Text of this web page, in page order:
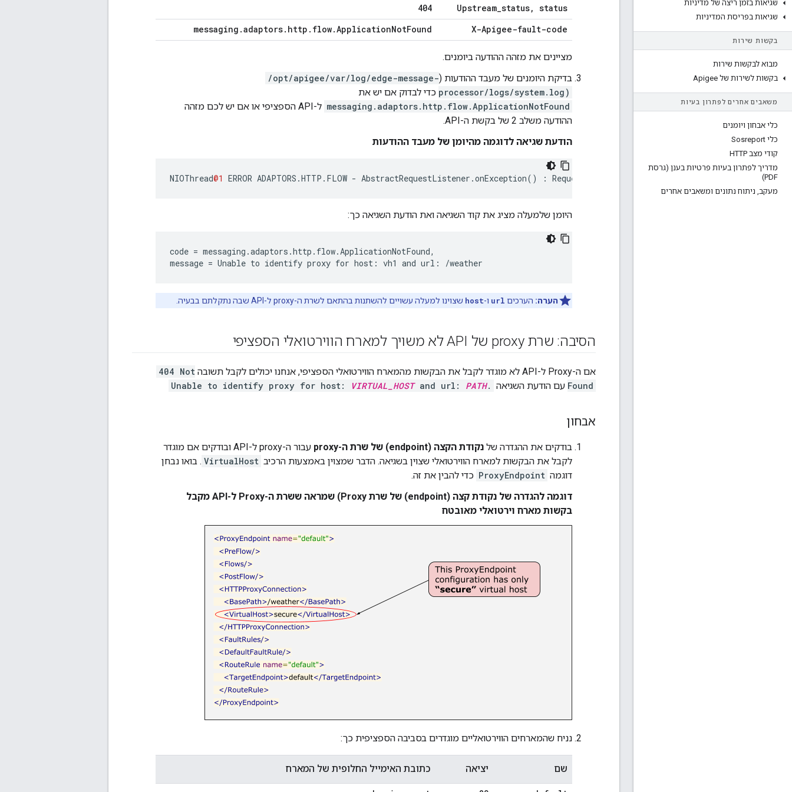
שגיאות בזמן ריצה של מדיניות
שגיאות בפריסת המדיניות
בקשות שירות
מבוא לבקשות שירות
בקשות לשירות של Apigee
משאבים אחרים לפתרון בעיות
כלי אבחון ויומנים
כלי Sosreport
קודי מצב HTTP
מדריך לפתרון בעיות פרטיות בענן (גרסת
PDF)
מעקב, ניתוח נתונים ומשאבים אחרים
Upstream_status, status
404
X-Apigee-fault-code
messaging .adaptors. http . flow.ApplicationNotFound
מציינים את מזהה ההודעה ביומנים.
בדיקת היומנים של מעבד ההודעות (/opt/apigee/var/log/edge-message-
processor/logs/system.log) כדי לבדוק אם יש את
messaging.adaptors.http.flow.ApplicationNotFound
ל-API הספציפי או אם יש לכם מזהה
ההודעה משלב 2 של בקשת ה-API.
הודעת שגיאה לדוגמה מהיומן של מעבד ההודעות
NIOThread@1 ERROR ADAPTORS .HTTP . FLOW - AbstractRequestListener .onException() : Request ,
היומן שלמעלה מציג את קוד השגיאה ואת הודעת השגיאה כך:
code = messaging.adaptors.http.flow.ApplicationNotFound,
message = Unable to identify proxy for host: vh1 and url: /weather
הערה: הערכים url ו-host שצוינו למעלה עשויים להשתנות בהתאם לשרת ה-proxy ל-API שבה נתקלתם בבעיה.
הסיבה: שרת proxy של API לא משויך למארח הווירטואלי הספציפי
אם ה-Proxy ל-API לא מוגדר לקבל את הבקשות מהמארח הווירטואלי הספציפי, אנחנו יכולים לקבל תשובה
404 Not
Found עם הודעת השגיאה Unable to identify proxy for host: VIRTUAL_HOSTand url: PATH.
אבחון
בודקים את ההגדרה של נקודת הקצה (endpoint) של שרת ה-proxy
עבור ה-proxy ל-API ובודקים אם מוגדר
לקבל את הבקשות למארח הווירטואלי שצוין בשגיאה. הדבר שמצוין באמצעות הרכיב VirtualHost . בואו נבחן
דוגמה ProxyEndpoint כדי להבין את זה.
דוגמה להגדרה של נקודת קצה (endpoint) של שרת Proxy) שמראה ששרת ה-Proxy ל-API מקבל
בקשות מארח וירטואלי מאובטח
נניח שהמארחים הווירטואליים מוגדרים בסביבה הספציפית כך:
שם יציאה כתובת האימייל החלופית של המארח